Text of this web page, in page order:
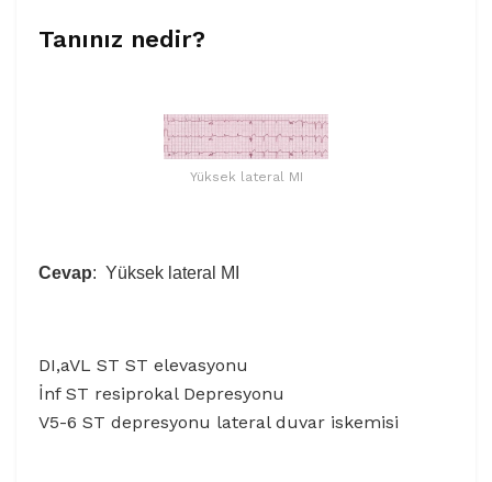
Tanınız nedir?
Yüksek lateral MI
Cevap: Yüksek lateral MI
DI,aVL ST ST elevasyonu
İnf ST resiprokal Depresyonu
V5-6 ST depresyonu lateral duvar iskemisi